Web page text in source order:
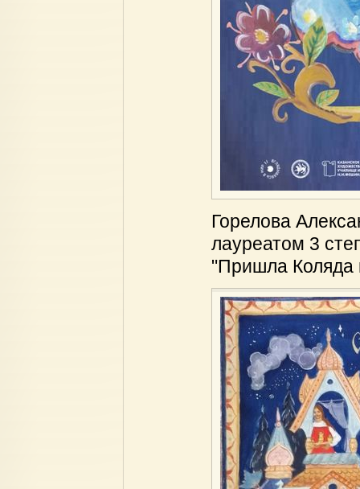
Горелова
лауреатом 3
"Пришла Коляда